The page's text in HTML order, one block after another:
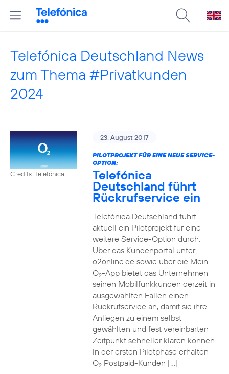
Telefónica Deutschland News
zum Thema #Privatkunden
2024
Credits: Telefónica
23. August 2017
PILOTPROJEKT FÜR EINE NEUE SERVICE-
OPTION:
Telefónica
Deutschland führt
Rückrufservice ein
Telefónica Deutschland führt
aktuell ein Pilotprojekt für eine
weitere Service-Option durch:
Über das Kundenportal unter
o2online.de sowie über die Mein
O2-App bietet das Unternehmen
seinen Mobilfunkkunden derzeit in
ausgewählten Fällen einen
Rückrufservice an, damit sie ihre
Anliegen zu einem selbst
gewählten und fest vereinbarten
Zeitpunkt schneller klären können.
In der ersten Pilotphase erhalten
O2Postpaid-Kunden […]